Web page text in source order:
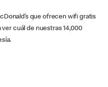
que ofrecen wifi gratis
cuál de nuestras 14,000